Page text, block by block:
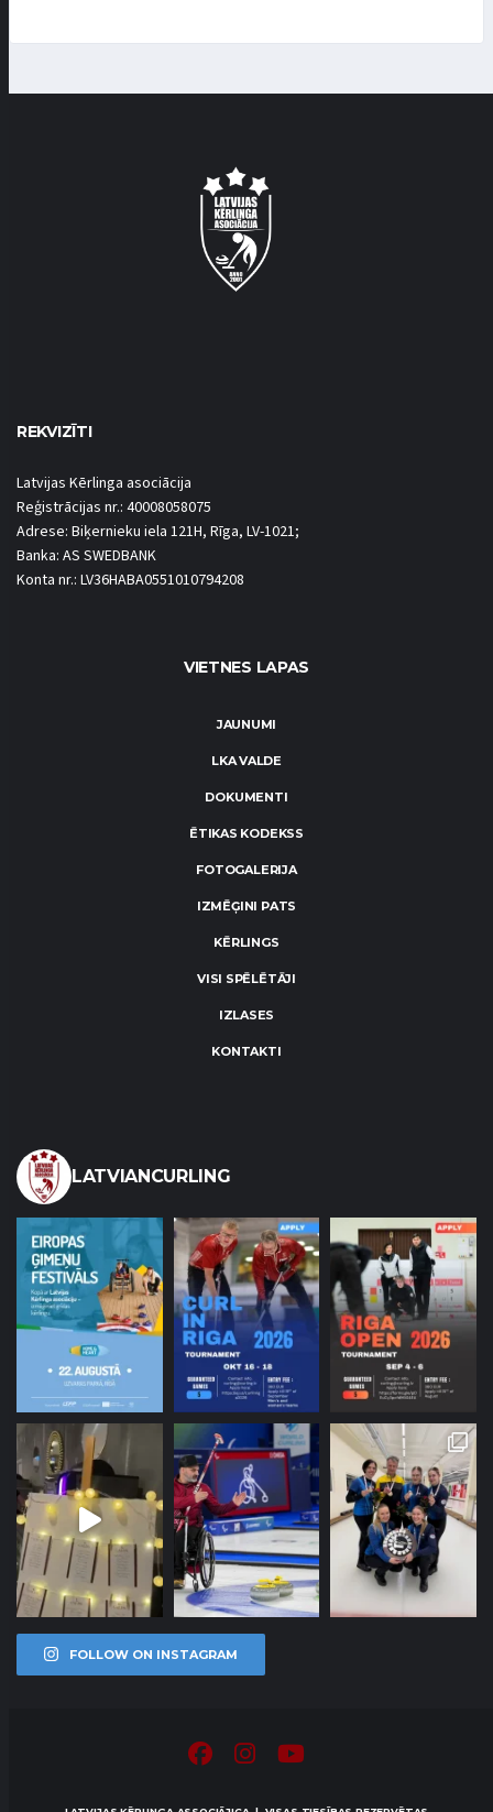
REKVIZĪTI
Latvijas Kērlinga asociācija
Reģistrācijas nr.: 40008058075
Adrese: Biķernieku iela 121H, Rīga, LV-1021;
Banka: AS SWEDBANK
Konta nr.: LV36HABA0551010794208
VIETNES LAPAS
JAUNUMI
LKA VALDE
DOKUMENTI
ĒTIKAS KODEKSS
FOTOGALERIJA
IZMĒĢINI PATS
KĒRLINGS
VISI SPĒLĒTĀJI
IZLASES
KONTAKTI
LATVIANCURLING
FOLLOW ON INSTAGRAM